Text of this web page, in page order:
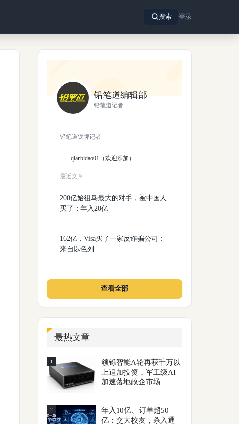
搜索 登录
铅笔道编辑部
铅笔道记者
铅笔道铁牌记者
qianbidao01（欢迎添加）
最近文章
200亿始祖鸟最大的对手，被中国人
买了：年入20亿
162亿，Visa买了一家反诈骗公司：
来自以色列
查看全部
最热文章
1
领铄智能A轮再获千万以
上追加投资，军工级AI
加速落地政企市场
2
年入10亿、订单超50
亿：交大校友，杀入通